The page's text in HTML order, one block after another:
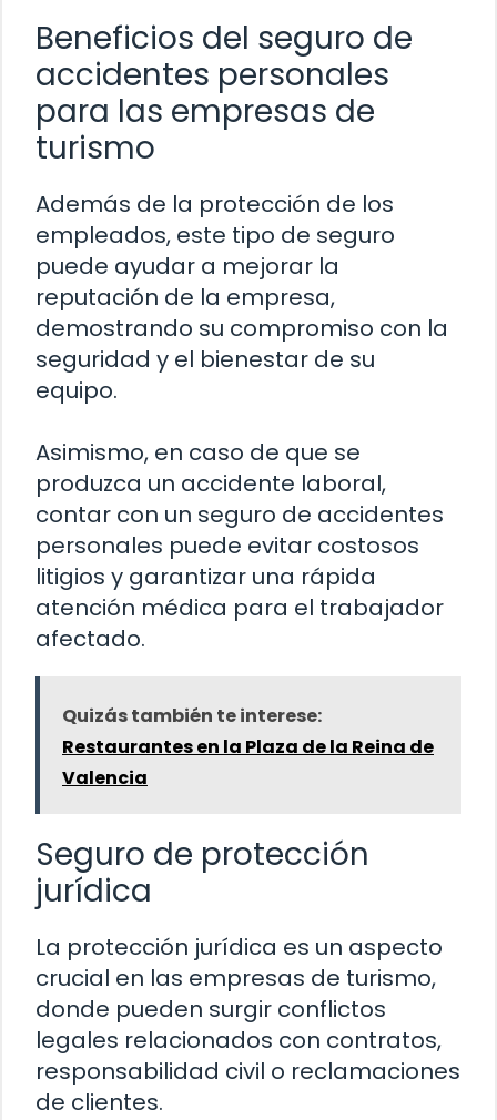
Beneficios del seguro de
accidentes personales
para las empresas de
turismo
Además de la protección de los
empleados, este tipo de seguro
puede ayudar a mejorar la
reputación de la empresa,
demostrando su compromiso con la
seguridad y el bienestar de su
equipo.
Asimismo, en caso de que se
produzca un accidente laboral,
contar con un seguro de accidentes
personales puede evitar costosos
litigios y garantizar una rápida
atención médica para el trabajador
afectado.
Quizás también te interese:
Restaurantes en la Plaza de la Reina de
Valencia
Seguro de protección
jurídica
La protección jurídica es un aspecto
crucial en las empresas de turismo,
donde pueden surgir conflictos
legales relacionados con contratos,
responsabilidad civil o reclamaciones
de clientes.